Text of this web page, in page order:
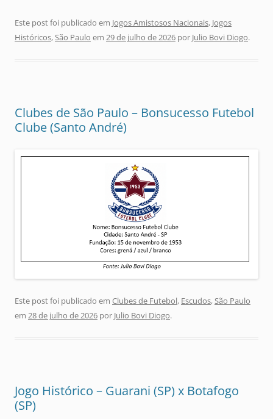
Este post foi publicado em Jogos Amistosos Nacionais, Jogos
Históricos,São Paulo em 29 de julho de 2026 por Julio Bovi Diogo.
Clubes de São Paulo – Bonsucesso Futebol
Clube (Santo André)
Este post foi publicado em Clubes de Futebol, Escudos,São Paulo
em 28 de julho de 2026 por Julio Bovi Diogo.
Jogo Histórico – Guarani (SP) x Botafogo
(SP)